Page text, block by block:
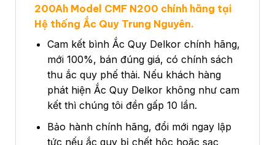
200Ah Model CMF N200 chính hãng tại
Hệ thống Ắc Quy Trung Nguyên.
Cam kết bình Ắc Quy Delkor chính hãng,
mới 100%, bán đúng giá, có chính sách
thu ắc quy phế thải. Nếu khách hàng
phát hiện Ắc Quy Delkor không như cam
kết thì chúng tôi đền gấp 10 lần.
Bảo hành chính hãng, đổi mới ngay lập
tức nếu ắc quy bị chết hộc hoặc sạc